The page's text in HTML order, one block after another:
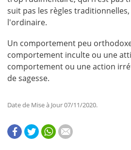
suit pas les règles
l'ordinaire.
Un comportement peu
comportement inculte ou une
comportement ou une action
de sagesse.
Date de Mise à Jour 07/11/2020.